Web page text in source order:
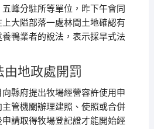
峰分駐所等單位，昨下午會同
大隘部落一處林間土地確認有
養鴨業者的說法，表示採旱式法
由地政處開罰
縣府提出牧場經營容許使用申
管機關辦理建照、使照或合併
請取得牧場登記證才能開始經